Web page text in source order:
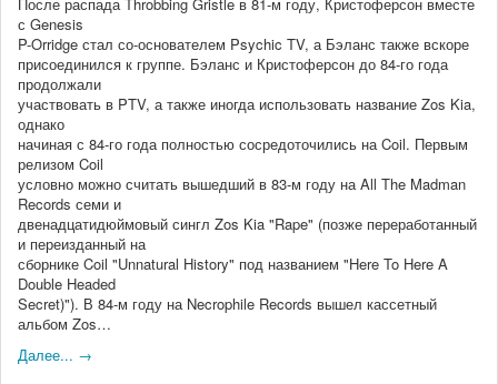
с Genesis
P-Orridge стал со-основателем Psychic TV, а Бэланс также вскоре
присоединился к группе. Бэланс и Кристоферсон до 84-го года
продолжали
участвовать в PTV, а также иногда использовать название Zos Kia,
однако
начиная с 84-го года полностью сосредоточились на Coil. Первым
релизом Coil
условно можно считать вышедший в 83-м году на All The Madman
Records семи и
двенадцатидюймовый сингл Zos Kia "Rape" (позже переработанный
и переизданный на
сборнике Coil "Unnatural History" под названием "Here To Here A
Double Headed
Secret)"). В 84-м году на Necrophile Records вышел кассетный
альбом Zos…
Далее... →